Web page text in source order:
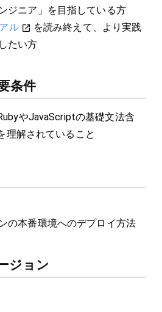
ジニア」を目指している方
ル
を読み終えて、より実践
たい方
条件
やJavaScriptの基礎文法含
理解されていること
の本番環境へのデプロイ方法
ジョン